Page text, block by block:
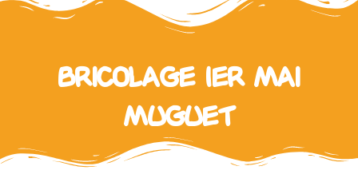
Bricolage 1er Mai
muguet